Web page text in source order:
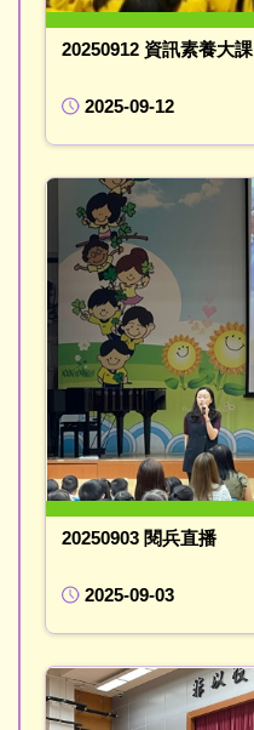
20250912 資訊素養大課
2025-09-12
20250903 閱兵直播
2025-09-03